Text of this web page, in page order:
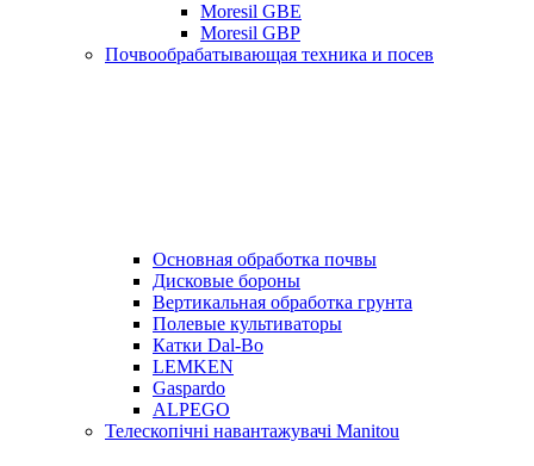
Moresil GBE
Moresil GBP
Почвообрабатывающая техника и посев
Основная обработка почвы
Дисковые бороны
Вертикальная обработка грунта
Полевые культиваторы
Катки Dal-Bo
LEMKEN
Gaspardo
ALPEGO
Телескопічні навантажувачі Manitou